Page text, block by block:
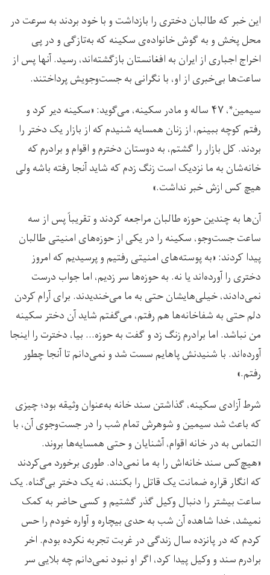
این خبر که طالبان دختری را بازداشت و با خود بردند به سرعت در
محل پخش و به گوش خانواده‌ی سکینه که به‌تازگی و در پی
اخراج اجباری از ایران به افغانستان بازگشته‌اند، رسید. آنها پس از
ساعت‌ها بی‌خبری از او، با نگرانی به جست‌وجویش پرداختند.
سیمین*، ۴۷ ساله و مادر سکینه، می‌گوید: «سکینه دیر کرد و
رفتم کوچه ببینم، از زنان همسایه شنیدم که از بازار یک دختر را
بردند. کل بازار را گشتم، به دوستان دخترم و اقوام و برادرم که
خانه‌شان به ما نزدیک است زنگ زدم که شاید آنجا رفته باشه ولی
هیچ کس ازش خبر نداشت.»
آن‌ها به چندین حوزه طالبان مراجعه کردند و تقریباً پس از سه
ساعت جست‌وجو، سکینه را در یکی از حوزه‌های امنیتی طالبان
پیدا کردند: «به پوسته‌های امنیتی رفتیم و پرسیدیم که امروز
دختری را آورده‌اند یا نه. به حوزه‌ها سر زدیم، اما جواب درست
نمی‌دادند، خیلی‌هایشان حتی به ما می‌خندیدند. برای آرام کردن
دلم حتی به شفاخانه‌ها هم رفتم، می‌گفتم شاید آن دختر سکینه
من نباشد. اما برادرم زنگ زد و گفت به حوزه… بیا، دخترت را اینجا
آورده‌اند. با شنیدنش پاهایم سست شد و نمی‌دانم تا آنجا چطور
رفتم.»
شرط آزادی سکینه، گذاشتن سند خانه به‌عنوان وثیقه بود؛ چیزی
که باعث شد سیمین و شوهرش تمام شب را در جست‌وجوی آن، با
التماس به در خانه اقوام، آشنایان و حتی همسایه‌ها بروند.
«هیچ‌کس سند خانه‌اش را به ما نمی‌داد. طوری برخورد می‌کردند
که انگار قراره ضمانت یک قاتل را بکنند، نه یک دختر بی‌گناه. یک
ساعت بیشتر را دنبال وکیل گذر گشتیم و کسی حاضر به کمک
نمیشد، خدا شاهده آن شب به حدی بیچاره و آواره خودم را حس
کردم که در پانزده سال زندگی در غربت تجربه نکرده بودم. اخر
برادرم سند و وکیل پیدا کرد، اگر او نبود نمی‌دانم چه بلایی سر